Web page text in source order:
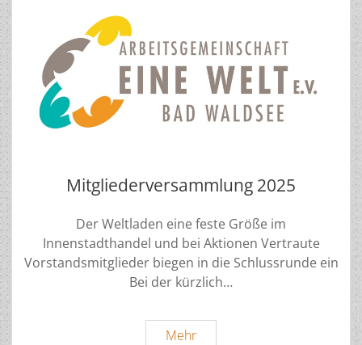
Mitgliederversammlung 2025
Der Weltladen eine feste Größe im
Innenstadthandel und bei Aktionen Vertraute
Vorstandsmitglieder biegen in die Schlussrunde ein
Bei der kürzlich…
MehrMitgliederversammlung